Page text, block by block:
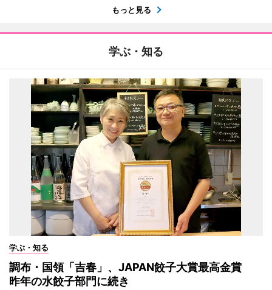
もっと見る
学ぶ・知る
学ぶ・知る
調布・国領「吉春」、JAPAN餃子大賞最高金賞
昨年の水餃子部門に続き